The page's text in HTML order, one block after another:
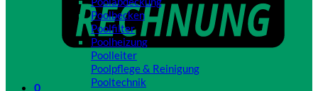
0
Poolbecken
Poolfilter
Poolheizung
Poolleiter
Poolpflege & Reinigung
Pooltechnik